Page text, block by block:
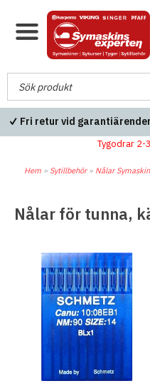
Fri retur vid
Tygodrar 2-
Hem » Sytillbehör» Nålar
Nålar för tunna,